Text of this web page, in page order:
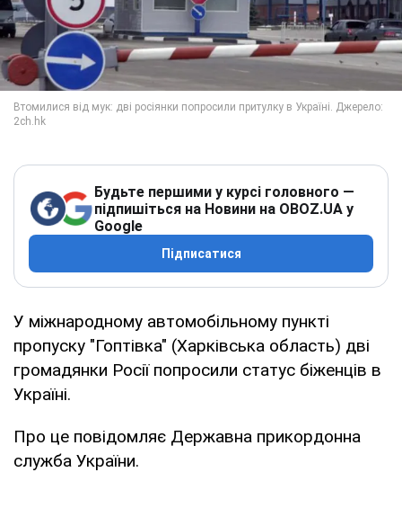
Будьте першими у курсі головного —
підпишіться на Новини на OBOZ.UA у
Google
Підписатися
У міжнародному автомобільному пункті
пропуску "Гоптівка" (Харківська область) дві
громадянки Росії попросили статус біженців в
Україні.
Про це повідомляє Державна прикордонна
служба України.